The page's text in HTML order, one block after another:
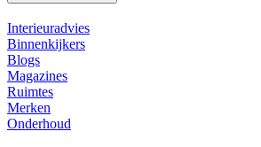
Interieuradvies
Binnenkijkers
Blogs
Magazines
Ruimtes
Merken
Onderhoud